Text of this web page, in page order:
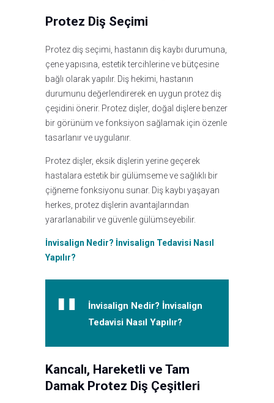
Protez Diş Seçimi
Protez diş seçimi, hastanın diş kaybı durumuna,
çene yapısına, estetik tercihlerine ve bütçesine
bağlı olarak yapılır. Diş hekimi, hastanın
durumunu değerlendirerek en uygun protez diş
çeşidini önerir. Protez dişler, doğal dişlere benzer
bir görünüm ve fonksiyon sağlamak için özenle
tasarlanır ve uygulanır.
Protez dişler, eksik dişlerin yerine geçerek
hastalara estetik bir gülümseme ve sağlıklı bir
çiğneme fonksiyonu sunar. Diş kaybı yaşayan
herkes, protez dişlerin avantajlarından
yararlanabilir ve güvenle gülümseyebilir.
İnvisalign Nedir? İnvisalign Tedavisi Nasıl
Yapılır?
İnvisalign Nedir? İnvisalign
Tedavisi Nasıl Yapılır?
Kancalı, Hareketli ve Tam
Damak Protez Diş Çeşitleri